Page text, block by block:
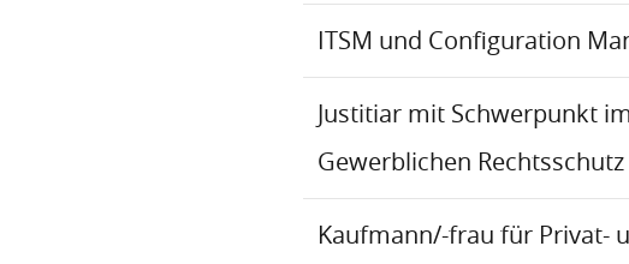
ITSM und Configuration
Justitiar mit Schwerpunkt
Gewerblichen
Kaufmann/-frau für Privat-